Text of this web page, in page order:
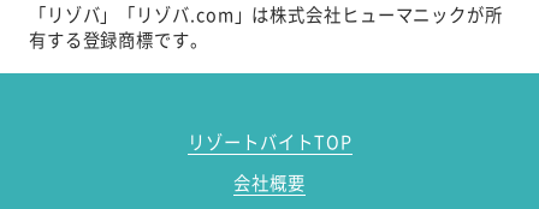
「リゾバ」「リゾバ.com」は株式会社ヒューマニックが所
有する登録商標です。
リゾートバイトTOP
会社概要